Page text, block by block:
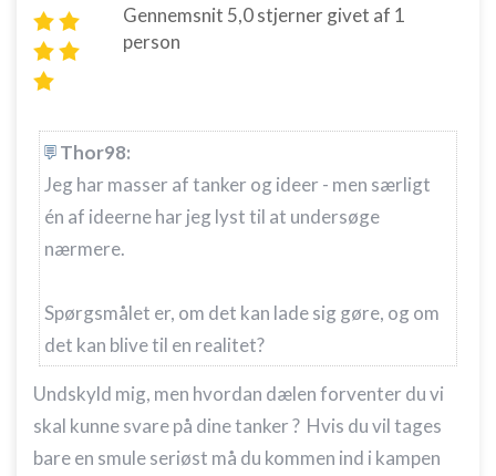
Gennemsnit 5,0stjerner givet af 1
person
Thor98:
Jeg har masser af tanker og ideer - men særligt
én af ideerne har jeg lyst til at undersøge
nærmere.
Spørgsmålet er, om det kan lade sig gøre, og om
det kan blive til en realitet?
Undskyld mig, men hvordan dælen forventer du vi
skal kunne svare på dine tanker ? Hvis du vil tages
bare en smule seriøst må du kommen ind i kampen